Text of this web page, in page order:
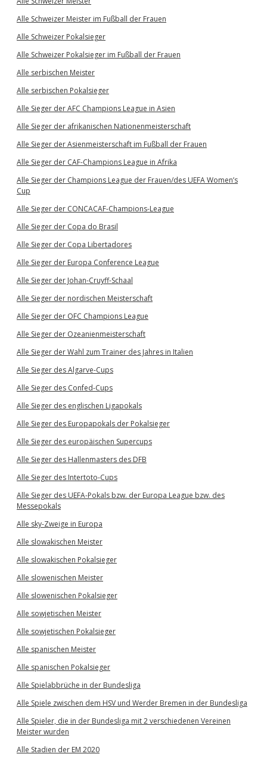
Alle Schweizer Meister im Fußball der Frauen
Alle Schweizer Pokalsieger
Alle Schweizer Pokalsieger im Fußball der Frauen
Alle serbischen Meister
Alle serbischen Pokalsieger
Alle Sieger der AFC Champions League in Asien
Alle Sieger der afrikanischen Nationenmeisterschaft
Alle Sieger der Asienmeisterschaft im Fußball der Frauen
Alle Sieger der CAF-Champions League in Afrika
Alle Sieger der Champions League der Frauen/des UEFA Women’s
Cup
Alle Sieger der CONCACAF-Champions-League
Alle Sieger der Copa do Brasil
Alle Sieger der Copa Libertadores
Alle Sieger der Europa Conference League
Alle Sieger der Johan-Cruyff-Schaal
Alle Sieger der nordischen Meisterschaft
Alle Sieger der OFC Champions League
Alle Sieger der Ozeanienmeisterschaft
Alle Sieger der Wahl zum Trainer des Jahres in Italien
Alle Sieger des Algarve-Cups
Alle Sieger des Confed-Cups
Alle Sieger des englischen Ligapokals
Alle Sieger des Europapokals der Pokalsieger
Alle Sieger des europäischen Supercups
Alle Sieger des Hallenmasters des DFB
Alle Sieger des Intertoto-Cups
Alle Sieger des UEFA-Pokals bzw. der Europa League bzw. des
Messepokals
Alle sky-Zweige in Europa
Alle slowakischen Meister
Alle slowakischen Pokalsieger
Alle slowenischen Meister
Alle slowenischen Pokalsieger
Alle sowjetischen Meister
Alle sowjetischen Pokalsieger
Alle spanischen Meister
Alle spanischen Pokalsieger
Alle Spielabbrüche in der Bundesliga
Alle Spiele zwischen dem HSV und Werder Bremen in der Bundesliga
Alle Spieler, die in der Bundesliga mit 2 verschiedenen Vereinen
Meister wurden
Alle Stadien der EM 2020